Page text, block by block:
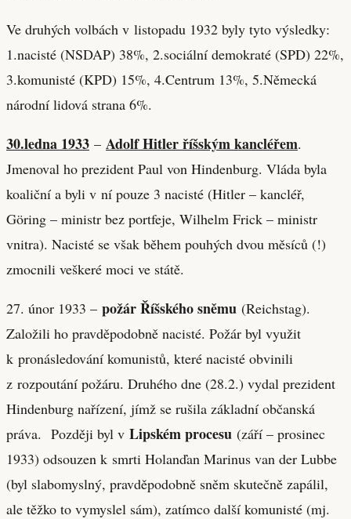
Ve druhých volbách v listopadu 1932 byly tyto výsledky:
1.nacisté (NSDAP) 38%, 2.sociální demokraté (SPD) 22%,
3.komunisté (KPD) 15%, 4.Centrum 13%, 5.Německá
národní lidová strana 6%.
30.ledna 1933 – Adolf Hitler říšským kancléřem.
Jmenoval ho prezident Paul von Hindenburg. Vláda byla
koaliční a byli v ní pouze 3 nacisté (Hitler – kancléř,
Göring – ministr bez portfeje, Wilhelm Frick – ministr
vnitra). Nacisté se však během pouhých dvou měsíců (!)
zmocnili veškeré moci ve státě.
27. únor 1933 – požár Říšského sněmu (Reichstag).
Založili ho pravděpodobně nacisté. Požár byl využit
k pronásledování komunistů, které nacisté obvinili
z rozpoutání požáru. Druhého dne (28.2.) vydal prezident
Hindenburg nařízení, jímž se rušila základní občanská
práva. Později byl v Lipském procesu (září – prosinec
1933) odsouzen k smrti Holanďan Marinus van der Lubbe
(byl slabomyslný, pravděpodobně sněm skutečně zapálil,
ale těžko to vymyslel sám), zatímco další komunisté (mj.